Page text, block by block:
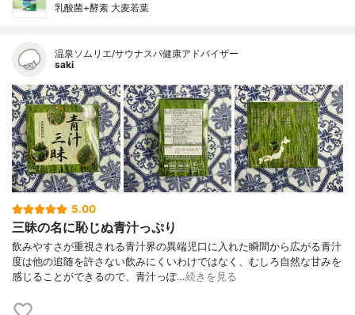
乳酸菌+酵素 大麦若葉
温泉ソムリエ/サウナスパ健康アドバイザー
saki
5.00
三昧の名に恥じぬ青汁っぷり
飲みやすさが重視される青汁界の異端児口に入れた瞬間から広がる青汁
度は他の追随を許さない飲みにくいわけではなく、むしろ自然な甘みを
感じることができるので、青汁っぽ…続きを見る